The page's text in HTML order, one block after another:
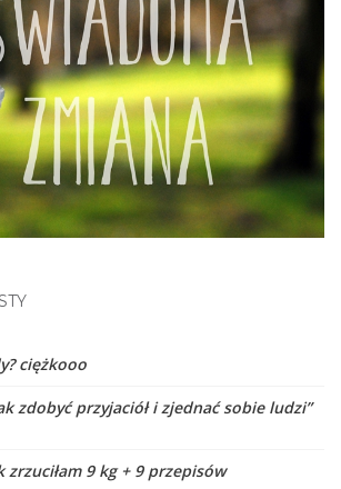
ciężkooo
zdobyć przyjaciół i zjednać sobie ludzi”
zrzuciłam 9 kg + 9 przepisów